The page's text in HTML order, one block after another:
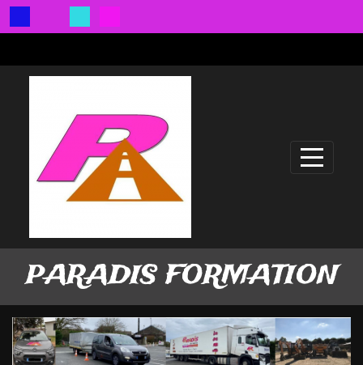
Panneau de gestion des cookies
PARADIS FORMATION